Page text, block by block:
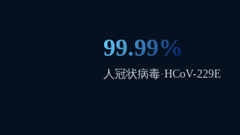
99.99%
人冠状病毒·HCoV-229E